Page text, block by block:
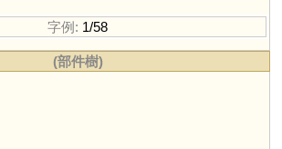
字例: 1/58
(部件樹)